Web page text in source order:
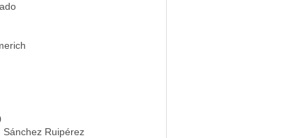
Ruipérez